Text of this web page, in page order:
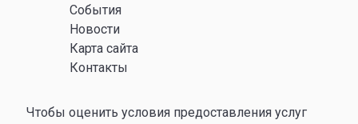
События
Новости
Карта сайта
Контакты
Чтобы оценить условия предоставления услуг